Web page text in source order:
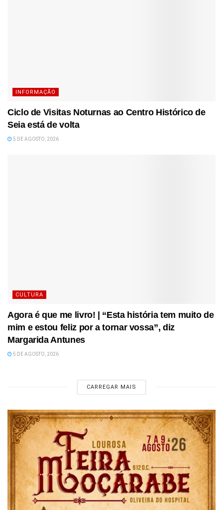
INFORMAÇÃO
Ciclo de Visitas Noturnas ao Centro Histórico de
Seia está de volta
5 DE AGOSTO, 2026
CULTURA
Agora é que me livro! | “Esta história tem muito de
mim e estou feliz por a tornar vossa”, diz
Margarida Antunes
5 DE AGOSTO, 2026
CARREGAR MAIS